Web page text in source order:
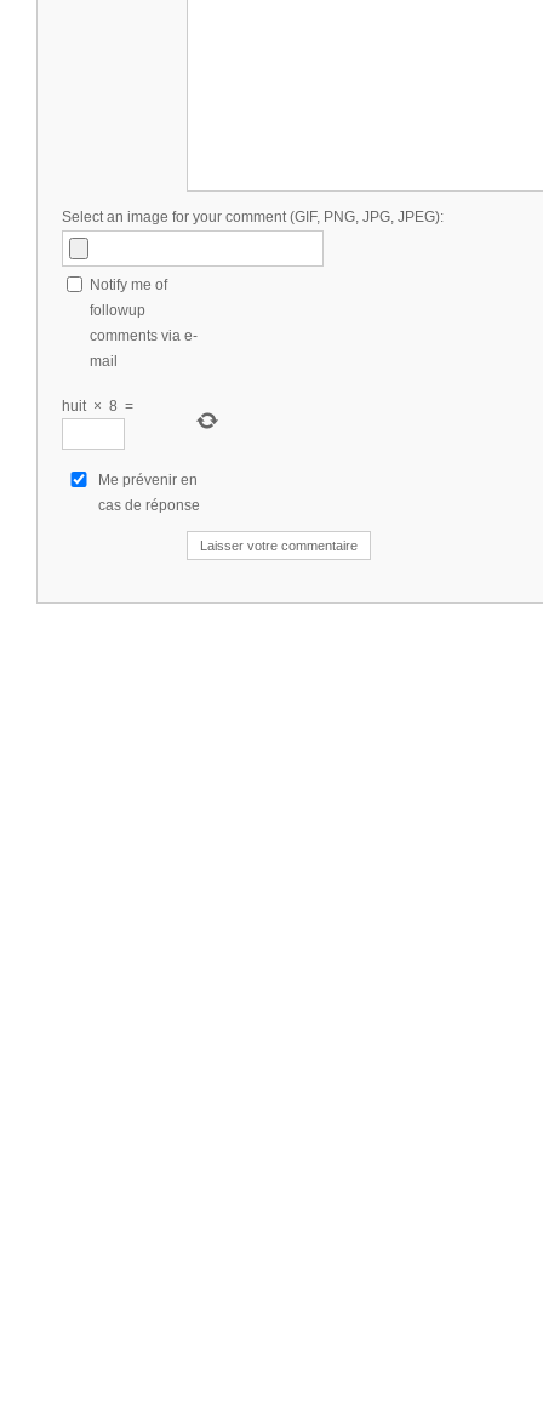
Select an image for your comment (GIF, PNG, JPG, JPEG):
Notify me of
followup
comments via e-
mail
huit × 8 =
Me prévenir en
cas de réponse